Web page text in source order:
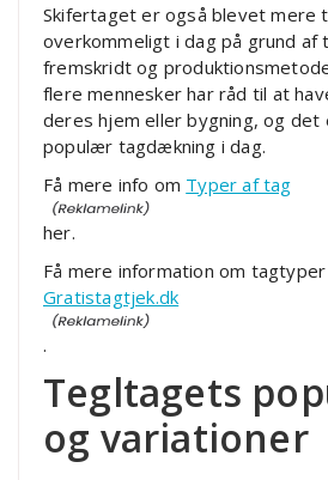
Skifertaget er også blevet mere
overkommeligt i dag på grund af
fremskridt og
flere mennesker har råd til at
deres hjem eller bygning, og det
populær tagdækning i dag.
Få mere info om Typer af tag
her.
Få mere information om
Gratistagtjek.dk
.
Tegltagets
og variationer